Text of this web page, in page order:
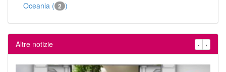
Oceania ( 2 )
Altre notizie ‹ ›